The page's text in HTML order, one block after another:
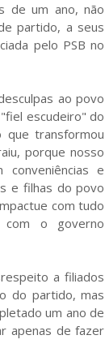
de um ano, não
partido, a seus
pelo PSB no
ao povo
escudeiro" do
que transformou
porque nosso
e
e filhas do povo
com tudo
com o governo
a filiados
do partido, mas
um ano de
apenas de fazer